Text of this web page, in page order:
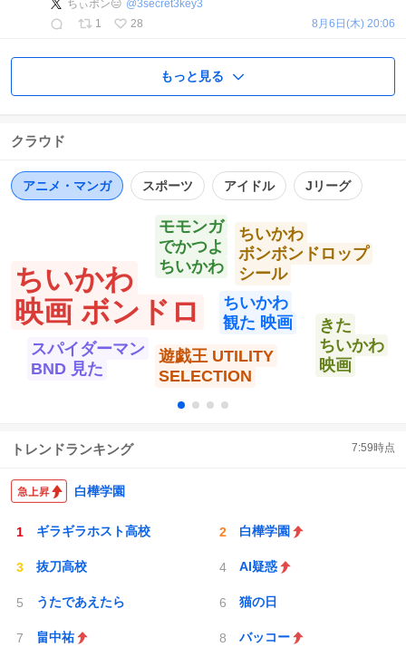
ちぃポン😑 @3secret3key3
1
28 8月6日(木) 20:06
もっと見る
クラウド
アニメ・マンガ スポーツ アイドル Jリーグ
ちいかわ
映画 ボンドロ
遊戯王 UTILITY
SELECTION
ちいかわ
ボンボンドロップ
シール
きた
ちいかわ
映画
モモンガ
でかつよ
ちいかわ
ちいかわ
観た 映画
スパイダーマン
BND 見た
トレンドランキング 7:59時点
白樺学園
ギラギラホスト高校 白樺学園
抜刀高校 AI疑惑
うたであえたら 猫の日
畠中祐 バッコー